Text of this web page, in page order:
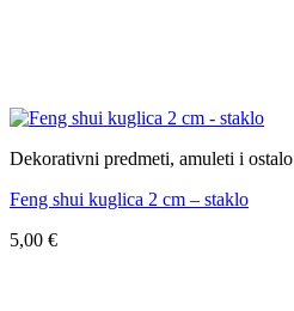
Dekorativni predmeti, amuleti i ostalo
Feng shui kuglica 2 cm – staklo
5,00 €